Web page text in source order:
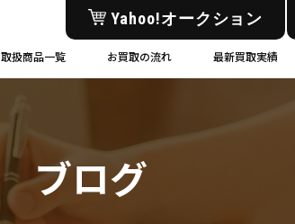
Yahoo!オークション
取扱商品一覧 お買取の流れ 最新買取実績
ブログ